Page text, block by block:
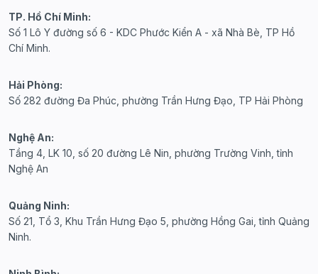
TP. Hồ Chí Minh:
Số 1 Lô Y đường số 6 - KDC Phước Kiển A - xã Nhà Bè, TP Hồ
Chí Minh.
Hải Phòng:
Số 282 đường Đa Phúc, phường Trần Hưng Đạo, TP Hải Phòng
Nghệ An:
Tầng 4, LK 10, số 20 đường Lê Nin, phường Trường Vinh, tỉnh
Nghệ An
Quảng Ninh:
Số 21, Tổ 3, Khu Trần Hưng Đạo 5, phường Hồng Gai, tỉnh Quảng
Ninh.